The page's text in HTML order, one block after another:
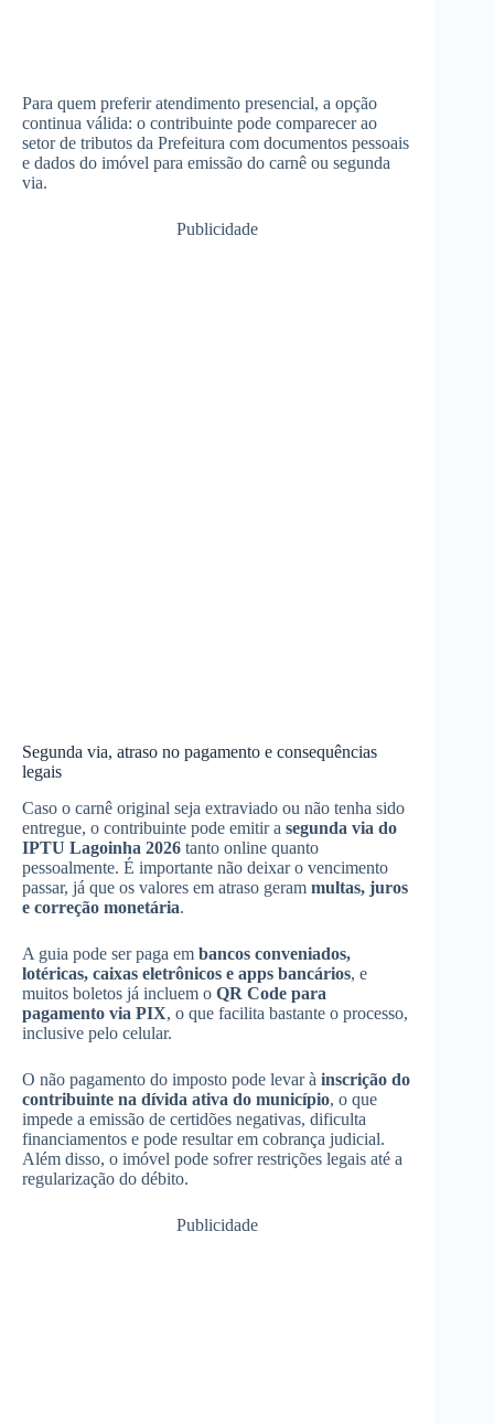
Para quem preferir atendimento presencial, a opção
continua válida: o contribuinte pode comparecer ao
setor de tributos da Prefeitura com documentos pessoais
e dados do imóvel para emissão do carnê ou segunda
via.
Publicidade
Segunda via, atraso no pagamento e consequências
legais
Caso o carnê original seja extraviado ou não tenha sido
entregue, o contribuinte pode emitir a segunda via do
IPTU Lagoinha 2026 tanto online quanto
pessoalmente. É importante não deixar o vencimento
passar, já que os valores em atraso geram multas, juros
e correção monetária.
A guia pode ser paga em bancos conveniados,
lotéricas, caixas eletrônicos e apps bancários, e
muitos boletos já incluem o QR Code para
pagamento via PIX, o que facilita bastante o processo,
inclusive pelo celular.
O não pagamento do imposto pode levar à inscrição do
contribuinte na dívida ativa do município, o que
impede a emissão de certidões negativas, dificulta
financiamentos e pode resultar em cobrança judicial.
Além disso, o imóvel pode sofrer restrições legais até a
regularização do débito.
Publicidade